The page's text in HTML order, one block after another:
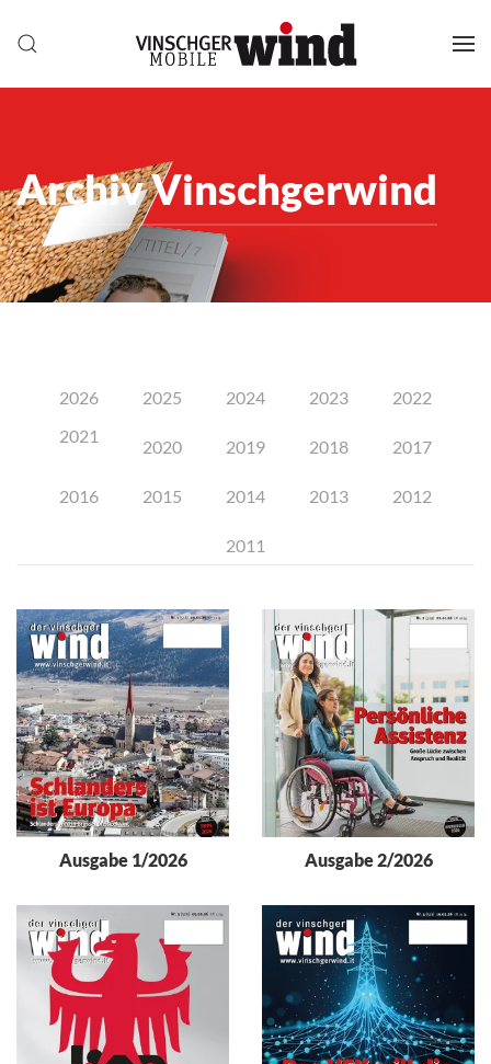
Archiv Vinschgerwind
2026 2025 2024 2023
2022
2021
2020 2019 2018 2017
2016 2015 2014 2013 2012
2011
Ausgabe 1/2026 Ausgabe 2/2026